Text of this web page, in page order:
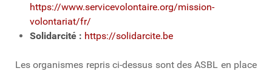
https://www.servicevolontaire.org/mission-
volontariat/fr/
Solidarcité : https://solidarcite.be
Les organismes repris ci-dessus sont des ASBL en place